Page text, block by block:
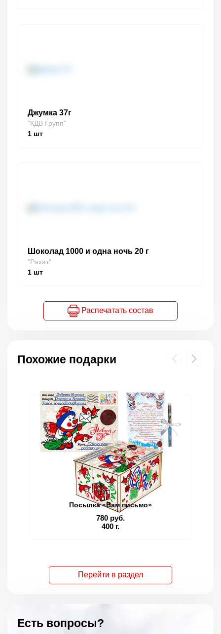
Джумка 37г
"КДВ Групп"
1 шт
Шоколад 1000 и одна ночь 20 г
"Рахат"
1 шт
Распечатать состав
Похожие подарки
Посылка «Вам письмо»
780 руб.
400 г.
Перейти в раздел
Есть вопросы?